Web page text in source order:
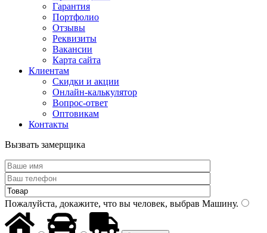
Гарантия
Портфолио
Отзывы
Реквизиты
Вакансии
Карта сайта
Клиентам
Скидки и акции
Онлайн-калькулятор
Вопрос-ответ
Оптовикам
Контакты
Вызвать замерщика
Пожалуйста, докажите, что вы человек, выбрав Машину.